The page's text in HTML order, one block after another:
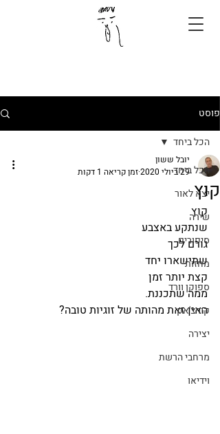
פוסט
הכל ביחד
יצא לאור
שירה
סיפורים
מחזות
ספוקן וורד
קורצ'אק
יצירה
מרחבי הרשת
וידיאו
הכל ביחד
קוץ
יובל ששון
29 ביולי 2020
זמן קריאה 1 דקות
קוץ
שנתקע באצבע
גורם לכך
שתישארו יחד
קצת יותר זמן
ממה שתכננת.
האין זאת מהותה של זוגיות טובה?